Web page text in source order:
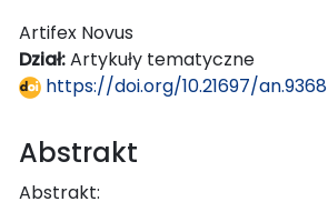
Artifex Novus
Dział:Artykuły tematyczne
https://doi.org/10.21697/an.9368
Abstrakt
Abstrakt: